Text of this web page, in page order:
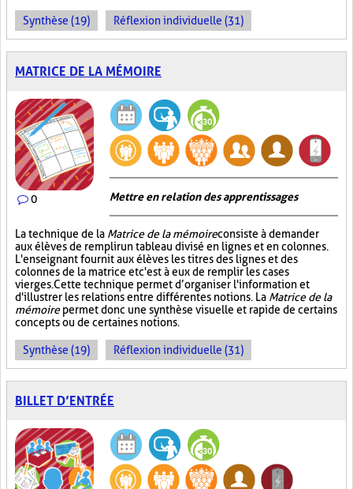
Synthèse (19) Réflexion individuelle (31)
MATRICE DE LA MÉMOIRE
0 Mettre en relation des apprentissages
La technique de la Matrice de la mémoireconsiste à demander
aux élèves de remplir un tableau divisé en lignes et en colonnes.
L'enseignant fournit aux élèves les titres des lignes et des
colonnes de la matrice et c'est à eux de remplir les cases
vierges. Cette technique permet d’organiser l'information et
d'illustrer les relations entre différentes notions. La Matrice de la
mémoirepermet donc une synthèse visuelle et rapide de certains
concepts ou de certaines notions.
Synthèse (19) Réflexion individuelle (31)
BILLET D’ENTRÉE